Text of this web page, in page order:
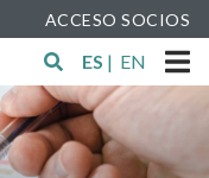
ACCESO SOCIOS
ES | EN